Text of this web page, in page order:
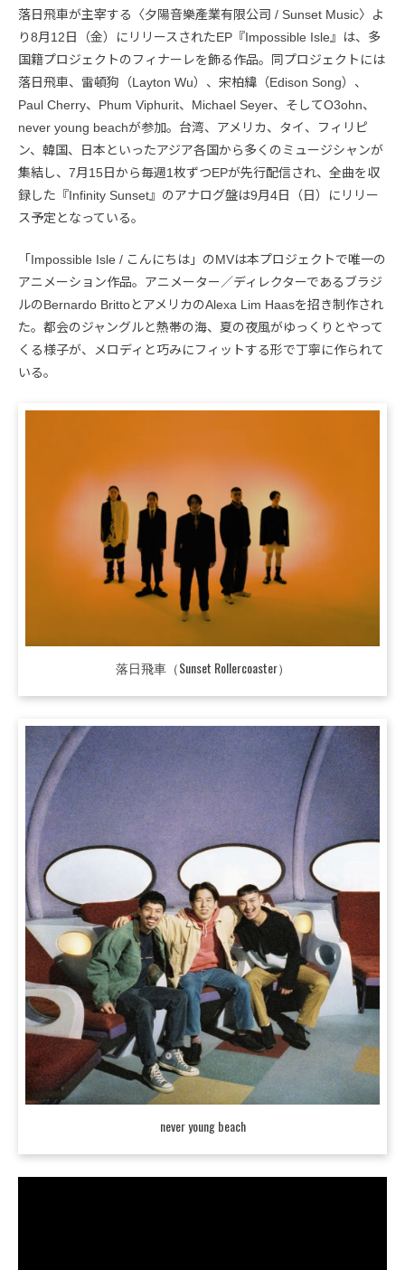
落日飛車が主宰する〈夕陽音樂產業有限公司 / Sunset Music〉よ
り8月12日（金）にリリースされたEP『Impossible Isle』は、多
国籍プロジェクトのフィナーレを飾る作品。同プロジェクトには
落日飛車、雷頓狗（Layton Wu）、宋柏緯（Edison Song）、
Paul Cherry、Phum Viphurit、Michael Seyer、そしてO3ohn、
never young beachが参加。台湾、アメリカ、タイ、フィリピ
ン、韓国、日本といったアジア各国から多くのミュージシャンが
集結し、7月15日から毎週1枚ずつEPが先行配信され、全曲を収
録した『Infinity Sunset』のアナログ盤は9月4日（日）にリリー
ス予定となっている。
「Impossible Isle / こんにちは」のMVは本プロジェクトで唯一の
アニメーション作品。アニメーター／ディレクターであるブラジ
ルのBernardo BrittoとアメリカのAlexa Lim Haasを招き制作され
た。都会のジャングルと熱帯の海、夏の夜風がゆっくりとやって
くる様子が、メロディと巧みにフィットする形で丁寧に作られて
いる。
落日飛車（Sunset Rollercoaster）
never young beach